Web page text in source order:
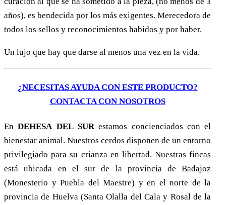
años), es bendecida por los más exigentes. Merecedora de
todos los sellos y reconocimientos habidos y por haber.
Un lujo que hay que darse al menos una vez en la vida.
¿NECESITAS AYUDA CON ESTE PRODUCTO?
CONTACTA CON NOSOTROS
EnDEHESA DEL SURestamos concienciados con el
bienestar animal. Nuestros cerdos disponen de un entorno
privilegiado para su crianza en libertad. Nuestras fincas
está ubicada en el sur de la provincia de Badajoz
(Monesterio y Puebla del Maestre) y en el norte de la
provincia de Huelva (Santa Olalla del Cala y Rosal de la